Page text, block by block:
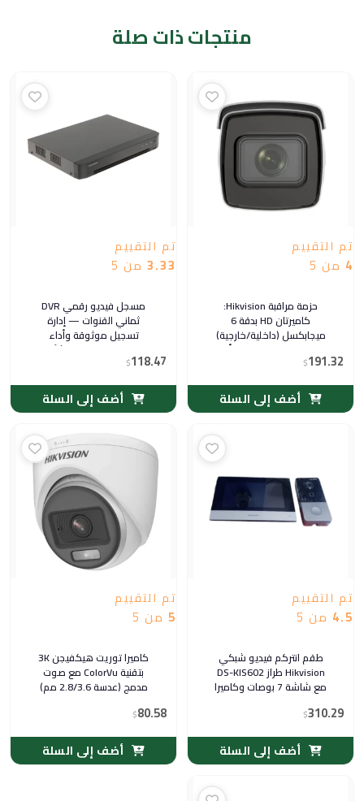
منتجات ذات صلة
تم التقييم
4 من 5
حزمة مراقبة Hikvision:
كاميرتان HD بدقة 6
ميجابكسل (داخلية/خارجية)
مع مسجل 4 قنوات — أمان
$191.32
أضف إلى السلة
تم التقييم
3.33 من 5
مسجل فيديو رقمي DVR
ثماني القنوات — إدارة
تسجيل موثوقة وأداء
مستقر للمنازل والمنشآت ·
$118.47
أضف إلى السلة
تم التقييم
4.5 من 5
طقم انتركم فيديو شبكي
Hikvision طراز DS-KIS602
مع شاشة 7 بوصات وكاميرا
$310.29
أضف إلى السلة
تم التقييم
5 من 5
كاميرا توريت هيكفيجن 3K
بتقنية ColorVu مع صوت
مدمج (عدسة 2.8/3.6 مم)
$80.58
أضف إلى السلة